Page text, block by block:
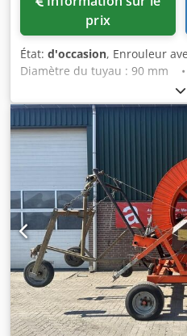
prix
État: d'occasion, Enrouleur
Diamètre du tuyau : 90 mm
inconnue Crsdpox S Hufsfx
du travail État : Utilisé